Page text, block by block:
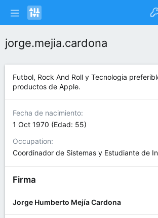
jorge.mejia.cardona
Futbol, Rock And Roll y Tecnologia
productos de Apple.
Fecha de nacimiento
1 Oct 1970 (Edad: 55)
Occupation
Coordinador de Sistemas y Estudiante de
Firma
Jorge Humberto Mejía Cardona